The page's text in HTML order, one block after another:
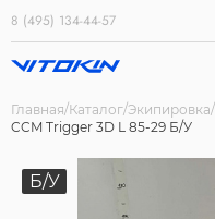
8 (495) 134-44-57
Главная Каталог Экипировка
CCM Trigger 3D L 85-29 Б/У
Б/У